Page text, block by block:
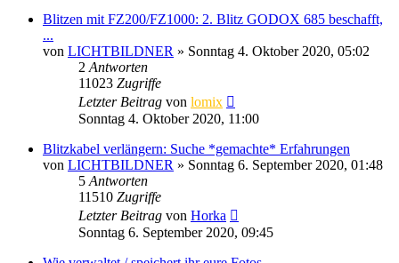
Blitzen mit FZ200/FZ1000: 2. Blitz GODOX 685 beschafft,
...
von LICHTBILDNER » Sonntag 4. Oktober 2020, 05:02
2 Antworten
11023 Zugriffe
Letzter Beitrag von lomix
Sonntag 4. Oktober 2020, 11:00
Blitzkabel verlängern: Suche *gemachte* Erfahrungen
von LICHTBILDNER » Sonntag 6. September 2020, 01:48
5 Antworten
11510 Zugriffe
Letzter Beitrag von Horka
Sonntag 6. September 2020, 09:45